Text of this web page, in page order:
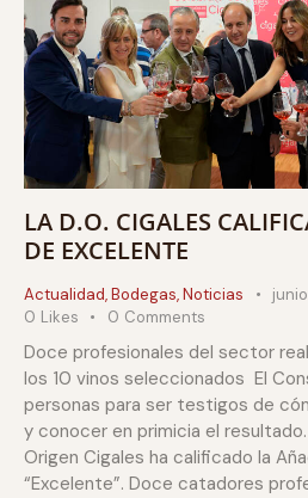
LA D.O. CIGALES
DE EXCELENTE
Actualidad,Bodegas,Noticias
0 Likes 0 Comments
Doce profesionales del sector
los 10 vinos seleccionados El
personas para ser testigos de
y conocer en primicia el
Origen Cigales ha calificado la
“Excelente”. Doce catadores